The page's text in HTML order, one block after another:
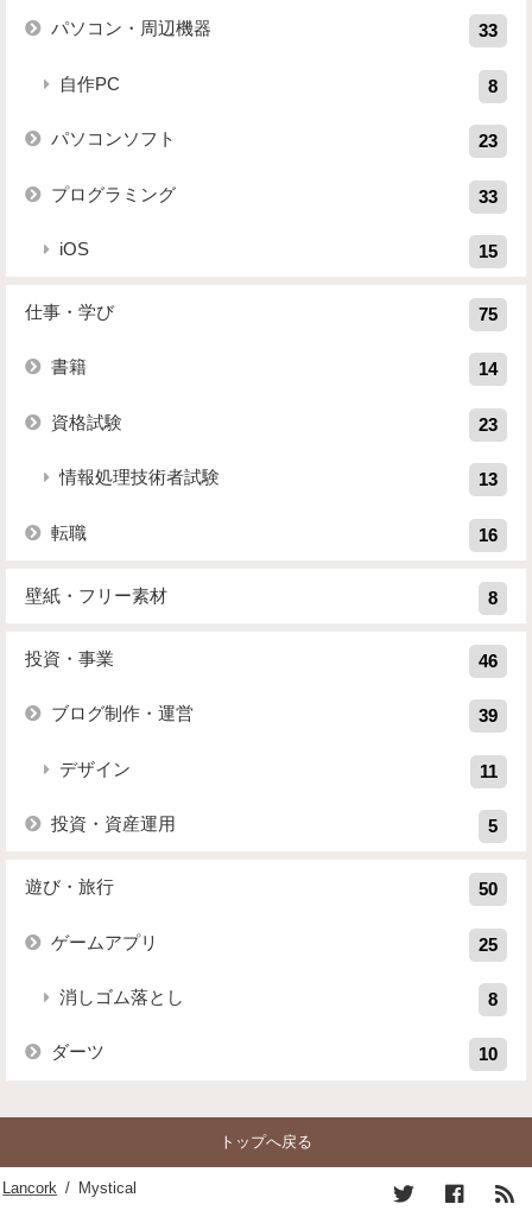
パソコン・周辺機器 33
自作PC 8
パソコンソフト 23
プログラミング 33
iOS 15
仕事・学び 75
書籍 14
資格試験 23
情報処理技術者試験 13
転職 16
壁紙・フリー素材 8
投資・事業 46
ブログ制作・運営 39
デザイン 11
投資・資産運用 5
遊び・旅行 50
ゲームアプリ 25
消しゴム落とし 8
ダーツ 10
トップへ戻る
Lancork / Mystical